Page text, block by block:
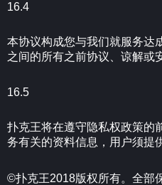
16.4
本协议构成您与我们就服务达
之间的所有之前协议、谅解或
16.5
扑克王将在遵守隐私权政策的
务有关的资料信息，用户须提
©扑克王2018版权所有。全部